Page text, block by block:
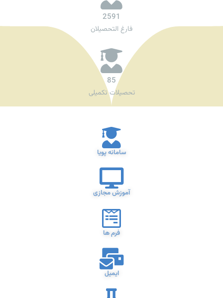
فارغ التحصیلان
2591
تحصیلات تکمیلی
85
سامانه پویا
آموزش مجازی
فرم ها
ایمیل